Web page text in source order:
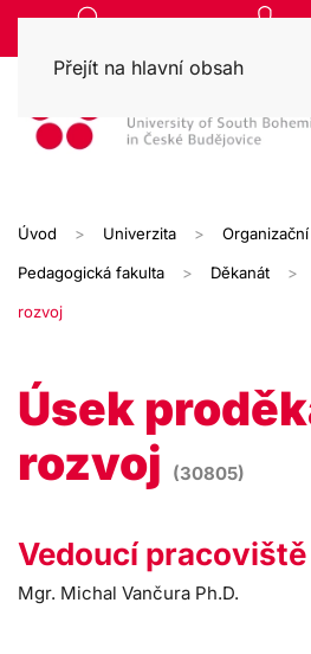
Přejít na hlavní obsah
Úvod Univerzita
Pedagogická fakulta Děkanát
rozvoj
Úsek
rozvoj
(30805)
Vedoucí pracoviště
Mgr. Michal Vančura Ph.D.